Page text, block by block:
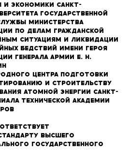
и экономики Санкт-
государственной
министерства
по делам гражданской
ситуациям и ликвидации
бедствий имени Героя
генерала армии Е. Н.
центра подготовки
и строительству
атомной энергии Санкт-
Технической академии
высшего
государственного